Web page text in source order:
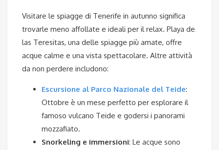
Visitare le spiagge di Tenerife in autunno significa
trovarle meno affollate e ideali per il relax. Playa de
las Teresitas, una delle spiagge più amate, offre
acque calme e una vista spettacolare. Altre attività
da non perdere includono:
Escursione al Parco Nazionale del Teide:
Ottobre è un mese perfetto per esplorare il
famoso vulcano Teide e godersi i panorami
mozzafiato.
Snorkeling e immersioni: Le acque sono